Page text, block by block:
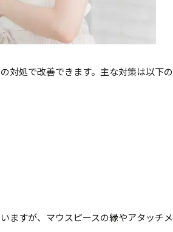
対処で改善できます。主な対策は以下の
ますが、マウスピースの縁やアタッチメ